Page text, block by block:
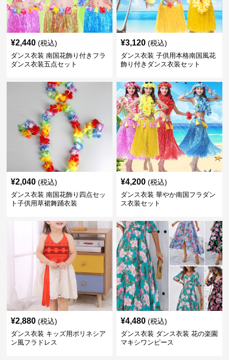
¥2,440 (税込)
ダンス衣装 南国花飾り付きフラ
ダンス衣装五点セット
¥3,120 (税込)
ダンス衣装 子供用本格南国風花
飾り付きダンス衣装セット
¥2,040 (税込)
ダンス衣装 南国花飾り四点セッ
ト子供用草裙舞踊衣装
¥4,200 (税込)
ダンス衣装 華やか南国フラダン
ス衣装セット
¥2,880 (税込)
ダンス衣装 キッズ用ポリネシア
ン風フラドレス
¥4,480 (税込)
ダンス衣装 ダンス衣装 花の楽園
マキシワンピース